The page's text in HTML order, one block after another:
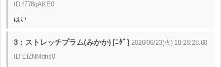
ID:f778qAKE0
はい
3：ストレッチプラム(みかか) [ﾆﾀﾞ] 2026/06/23(火) 18:28:28.60
ID:ElZNMdns0